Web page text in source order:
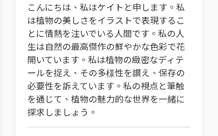
こんにちは、私はケイトと申します。私
は植物の美しさをイラストで表現するこ
とに情熱を注いでいる人間です。私の人
生は自然の最高傑作の鮮やかな色彩で花
開いています。私は植物の緻密なディテ
ールを捉え、その多様性を讃え、保存の
必要性を訴えています。私の視点と筆触
を通じて、植物の魅力的な世界を一緒に
探求しましょう。